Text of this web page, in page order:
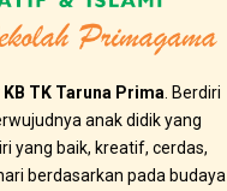
KB TK Taruna Prima . Berdiri
anak didik yang
yang baik, kreatif, cerdas,
berdasarkan pada budaya